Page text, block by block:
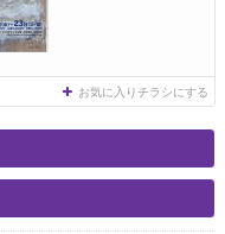
お気に入りチラシにする